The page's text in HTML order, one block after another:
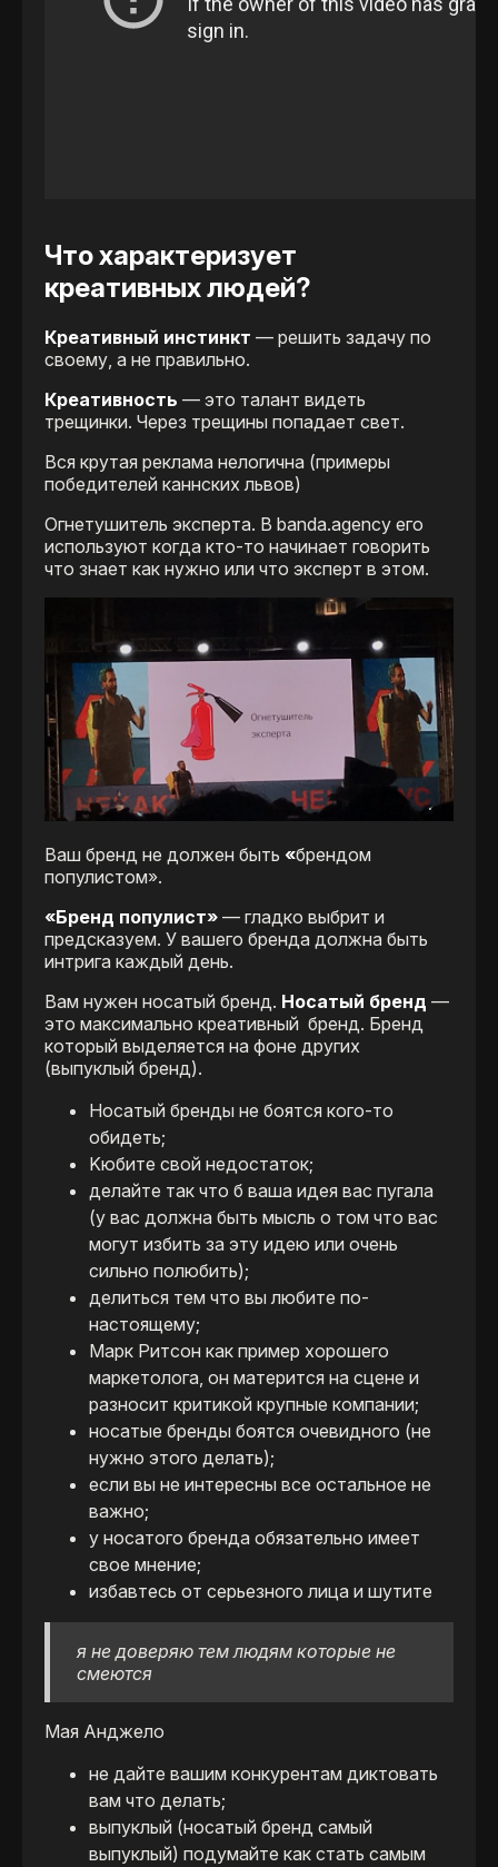
Что характеризует
креативных людей?
Креативный инстинкт — решить задачу по
своему, а не правильно.
Креативность — это талант видеть
трещинки. Через трещины попадает свет.
Вся крутая реклама нелогична (примеры
победителей каннских львов)
Огнетушитель эксперта. В banda.agency его
используют когда кто-то начинает говорить
что знает как нужно или что эксперт в этом.
Ваш бренд не должен быть «брендом
популистом».
«Бренд популист» — гладко выбрит и
предсказуем. У вашего бренда должна быть
интрига каждый день.
Вам нужен носатый бренд. Носатый бренд —
это максимально креативный бренд. Бренд
который выделяется на фоне других
(выпуклый бренд).
Носатый бренды не боятся кого-то
обидеть;
Kюбите свой недостаток;
делайте так что б ваша идея вас пугала
(у вас должна быть мысль о том что вас
могут избить за эту идею или очень
сильно полюбить);
делиться тем что вы любите по-
настоящему;
Марк Ритсон как пример хорошего
маркетолога, он матерится на сцене и
разносит критикой крупные компании;
носатые бренды боятся очевидного (не
нужно этого делать);
если вы не интересны все остальное не
важно;
у носатого бренда обязательно имеет
свое мнение;
избавтесь от серьезного лица и шутите
я не доверяю тем людям которые не
смеются
Мая Анджело
не дайте вашим конкурентам диктовать
вам что делать;
выпуклый (носатый бренд самый
выпуклый) подумайте как стать самым